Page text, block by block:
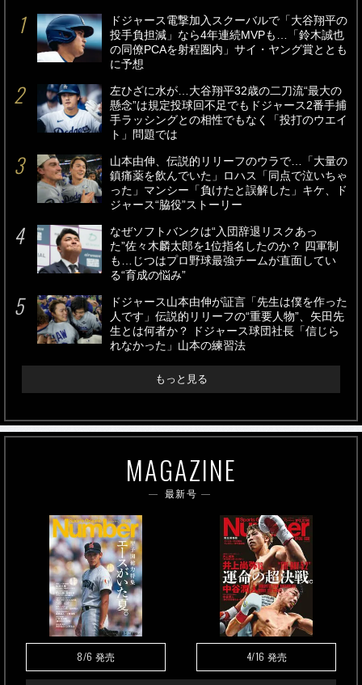
ドジャース電撃加入スクーバルで「大谷翔平の
投手負担減」なら4年連続MVPも…「鈴木誠也
の同僚PCAを射程圏内」サイ・ヤング賞ととも
に予想
左ひざに水が…大谷翔平32歳の二刀流“最大の
懸念”は規定投球回不足でもドジャース2番手捕
手ラッシングとの相性でもなく「投打のウエイ
ト」問題では
山本由伸、伝説的リリーフのウラで…「大量の
鎮痛薬を飲んでいた」ロハス「同点で泣いちゃ
った」マンシー「負けたと誤解した」キケ、ド
ジャース“脇役”ストーリー
なぜソフトバンクは“入団辞退リスクあっ
た”佐々木麟太郎を1位指名したのか？ 四軍制
も…じつはプロ野球最強チームが直面してい
る“育成の悩み”
ドジャース山本由伸が証言「先生は僕を作った
人です」伝説的リリーフの“重要人物”、矢田先
生とは何者か？ ドジャース球団社長「信じら
れなかった」山本の練習法
もっと見る
MAGAZINE
最新号
8/6 発売 4/16 発売